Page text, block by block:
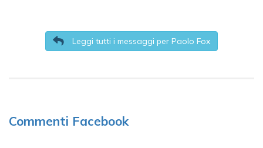
Leggi tutti i messaggi per Paolo Fox
Commenti Facebook